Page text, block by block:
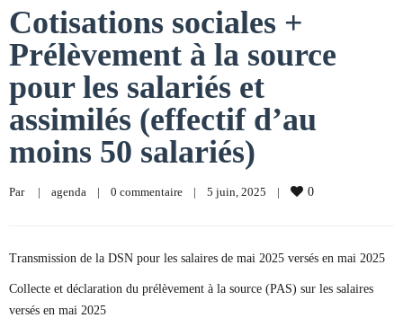
Cotisations sociales +
Prélèvement à la source
pour les salariés et
assimilés (effectif d’au
moins 50 salariés)
Par | agenda | 0 commentaire | 5 juin, 2025 | 0
Transmission de la DSN pour les salaires de mai 2025 versés en mai 2025
Collecte et déclaration du prélèvement à la source (PAS) sur les salaires
versés en mai 2025